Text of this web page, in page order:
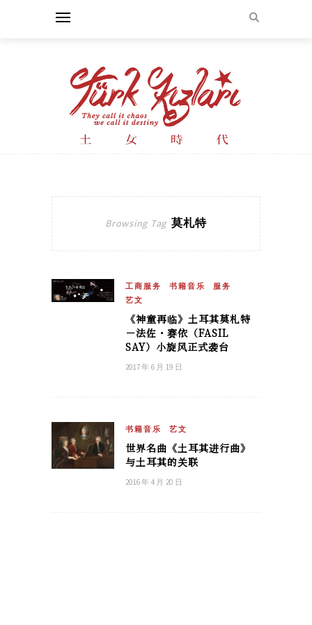
Browsing Tag 莫札特
工商服务 书籍音乐
服务
艺文
《神童再临》土耳其莫札特
－法佐・赛依（FASIL
SAY）小旋风正式袭台
2017 年 6 月 19 日
书籍音乐 艺文
世界名曲《土耳其进行曲》
与土耳其的关联
2016 年 4 月 20 日